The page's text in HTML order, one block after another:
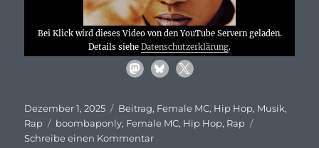
Bei Klick wird dieses Video von den YouTube Servern geladen.
Details siehe Datenschutzerklärung.
Veröffentlicht
am
Dezember 1, 2025 Kategorien
Beitrag, Female MC, Hip Hop, Musik,
Rap
Schlagwörter
boombaponly, Female MC, Hip Hop, Rap
Schreibe einen Kommentarzu